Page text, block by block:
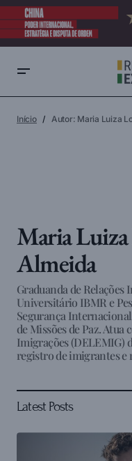
Início Autor: Maria Luiza
Maria
Almeida
Graduanda de
Universitário IBMR e
Segurança
de Missões de Paz.
Imigrações (DELEMIG)
registro de imigrantes e
Latest Posts